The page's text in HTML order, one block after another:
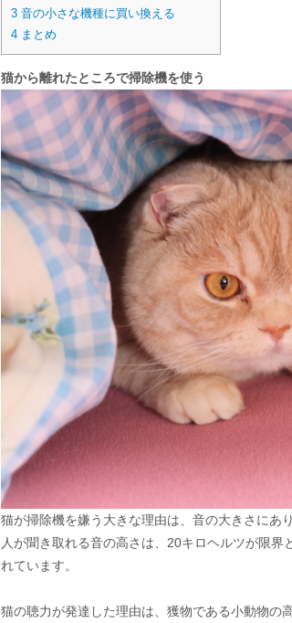
3 音の小さな機種に買い換える
4 まとめ
猫から離れたところで掃除機を使う
猫が掃除機を嫌う大きな理由は、音の大きさにあ
人が聞き取れる音の高さは、20キロヘルツが限
れています。
猫の聴力が発達した理由は、獲物である小動物の